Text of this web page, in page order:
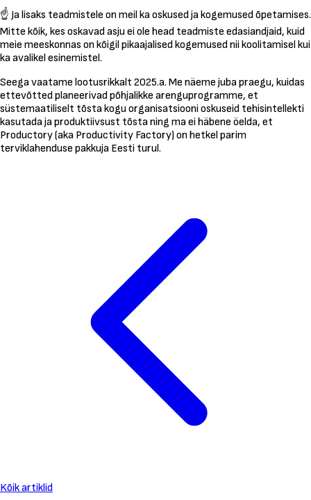
☝ Ja lisaks teadmistele on meil ka oskused ja kogemused õpetamises.
Mitte kõik, kes oskavad asju ei ole head teadmiste edasiandjaid, kuid
meie meeskonnas on kõigil pikaajalised kogemused nii koolitamisel kui
ka avalikel esinemistel.
Seega vaatame lootusrikkalt 2025.a. Me näeme juba praegu, kuidas
ettevõtted planeerivad põhjalikke arenguprogramme, et
süstemaatiliselt tõsta kogu organisatsiooni oskuseid tehisintellekti
kasutada ja produktiivsust tõsta ning ma ei häbene öelda, et
Productory (aka Productivity Factory) on hetkel parim
terviklahenduse pakkuja Eesti turul.
Kõik artiklid